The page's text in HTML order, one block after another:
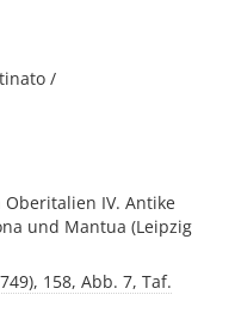
/
IV. Antike
und Mantua (Leipzig
158, Abb. 7, Taf.